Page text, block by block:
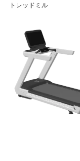
トレッドミル